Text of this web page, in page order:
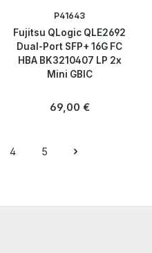
P41643
Fujitsu QLogic QLE2692
Dual-Port SFP+ 16G FC
HBA BK3210407 LP 2x
Mini GBIC
Regulärer Preis:
69,00 €
Seite
4
Seite
5